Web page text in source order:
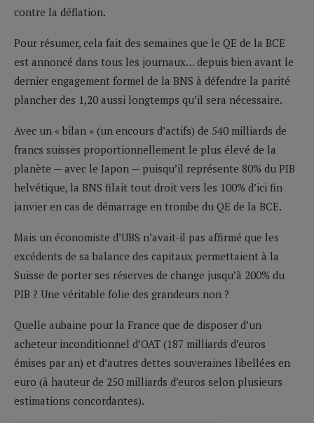
contre la déflation.
Pour résumer, cela fait des semaines que le QE de la BCE
est annoncé dans tous les journaux… depuis bien avant le
dernier engagement formel de la BNS à défendre la parité
plancher des 1,20 aussi longtemps qu’il sera nécessaire.
Avec un « bilan » (un encours d’actifs) de 540 milliards de
francs suisses proportionnellement le plus élevé de la
planète — avec le Japon — puisqu’il représente 80% du PIB
helvétique, la BNS filait tout droit vers les 100% d’ici fin
janvier en cas de démarrage en trombe du QE de la BCE.
Mais un économiste d’UBS n’avait-il pas affirmé que les
excédents de sa balance des capitaux permettaient à la
Suisse de porter ses réserves de change jusqu’à 200% du
PIB ? Une véritable folie des grandeurs non ?
Quelle aubaine pour la France que de disposer d’un
acheteur inconditionnel d’OAT (187 milliards d’euros
émises par an) et d’autres dettes souveraines libellées en
euro (à hauteur de 250 milliards d’euros selon plusieurs
estimations concordantes).